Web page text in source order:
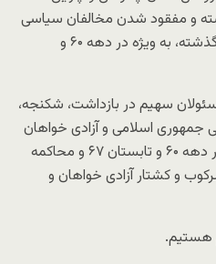
و مفقود شدن مخالفان سیاسی
جمهوری اسلامی در چهل سال گذشته، به ویژه در دهه ۶۰ و
سهیم در بازداشت، شکنجه،
اسلامی و آزادی خواهان
در چهل سال گذشته، به ویژه در دهه ۶۰ و تابستان ۶۷ و محاکمه
و کشتار آزادی خواهان و
هستیم.